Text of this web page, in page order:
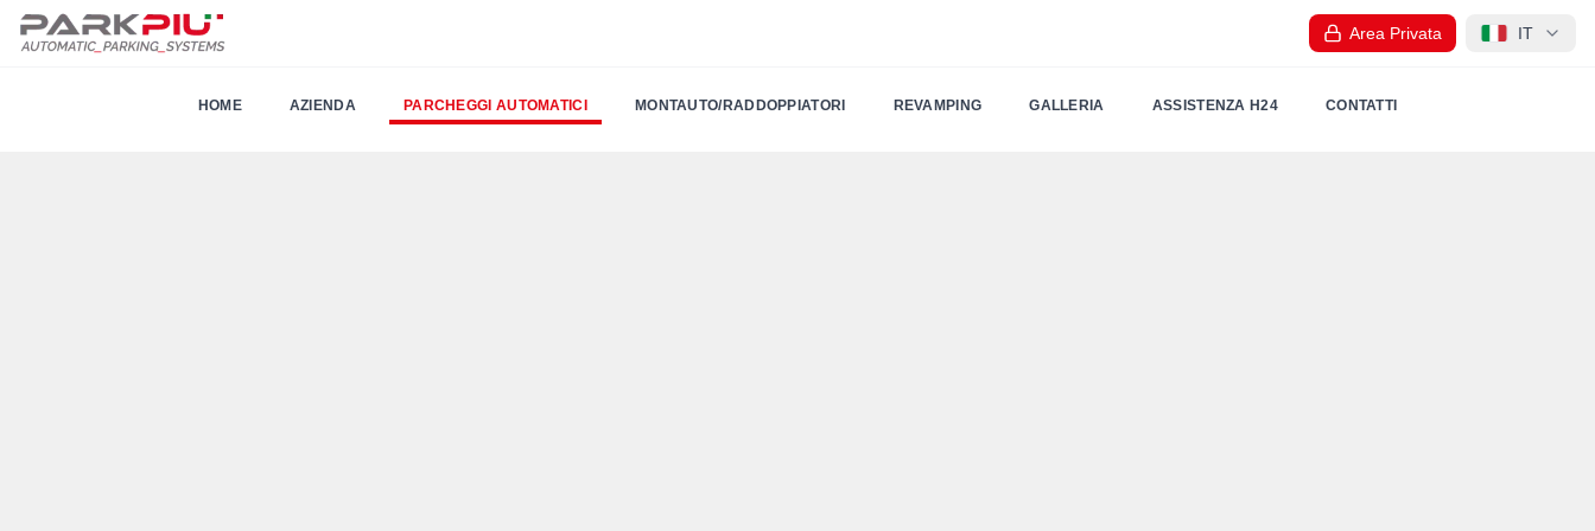
Area Privata IT
HOME AZIENDA PARCHEGGI AUTOMATICI MONTAUTO/RADDOPPIATORI REVAMPING GALLERIA ASSISTENZA H24 CONTATTI